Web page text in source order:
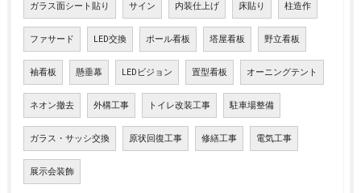
ガラス面シート貼り サイン 内装仕上げ 床貼り 柱造作
ファサード LED交換 ポール看板 塔屋看板 野立看板
袖看板 懸垂幕 LEDビジョン 置型看板 オーニングテント
ネオン撤去 外構工事 トイレ改装工事 駐車場整備
ガラス・サッシ交換 原状回復工事 修繕工事 電気工事
展示会装飾